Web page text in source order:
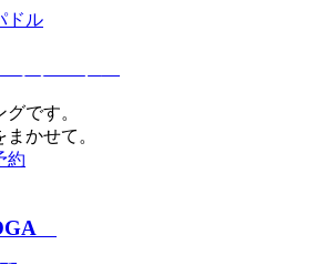
です。
かせて。
約